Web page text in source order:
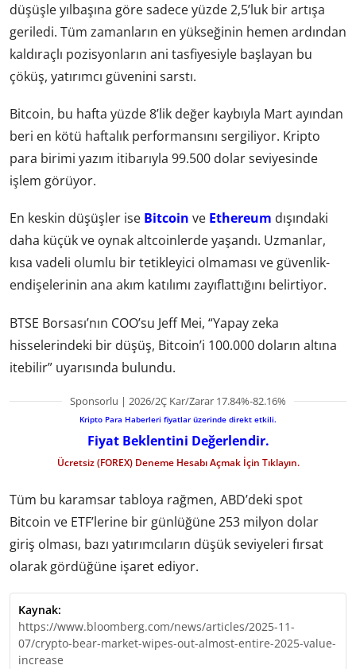
düşüşle yılbaşına göre sadece yüzde 2,5’luk bir artışa
geriledi. Tüm zamanların en yükseğinin hemen ardından
kaldıraçlı pozisyonların ani tasfiyesiyle başlayan bu
çöküş, yatırımcı güvenini sarstı.
Bitcoin, bu hafta yüzde 8’lik değer kaybıyla Mart ayından
beri en kötü haftalık performansını sergiliyor. Kripto
para birimi yazım itibarıyla 99.500 dolar seviyesinde
işlem görüyor.
En keskin düşüşler ise Bitcoin ve Ethereum dışındaki
daha küçük ve oynak altcoinlerde yaşandı. Uzmanlar,
kısa vadeli olumlu bir tetikleyici olmaması ve güvenlik-
endişelerinin ana akım katılımı zayıflattığını belirtiyor.
BTSE Borsası’nın COO’su Jeff Mei, “Yapay zeka
hisselerindeki bir düşüş, Bitcoin’i 100.000 doların altına
itebilir” uyarısında bulundu.
Sponsorlu | 2026/2Ç Kar/Zarar 17.84%-82.16%
Kripto Para Haberleri fiyatlar üzerinde direkt etkili.
Fiyat Beklentini Değerlendir.
Ücretsiz (FOREX) Deneme Hesabı Açmak İçin Tıklayın.
Tüm bu karamsar tabloya rağmen, ABD’deki spot
Bitcoin ve ETF’lerine bir günlüğüne 253 milyon dolar
giriş olması, bazı yatırımcıların düşük seviyeleri fırsat
olarak gördüğüne işaret ediyor.
Kaynak:
https://www.bloomberg.com/news/articles/2025-11-
07/crypto-bear-market-wipes-out-almost-entire-2025-value-
increase